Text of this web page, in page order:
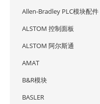
Allen-Bradley PLC模块配件
ALSTOM 控制面板
ALSTOM 阿尔斯通
AMAT
B&R模块
BASLER